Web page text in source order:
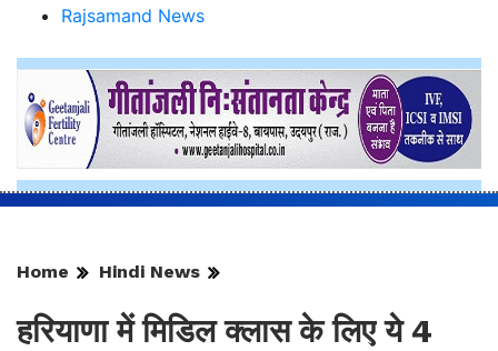
Rajsamand News
Home Hindi News
हरियाणा में मिडिल क्लास के लिए ये 4